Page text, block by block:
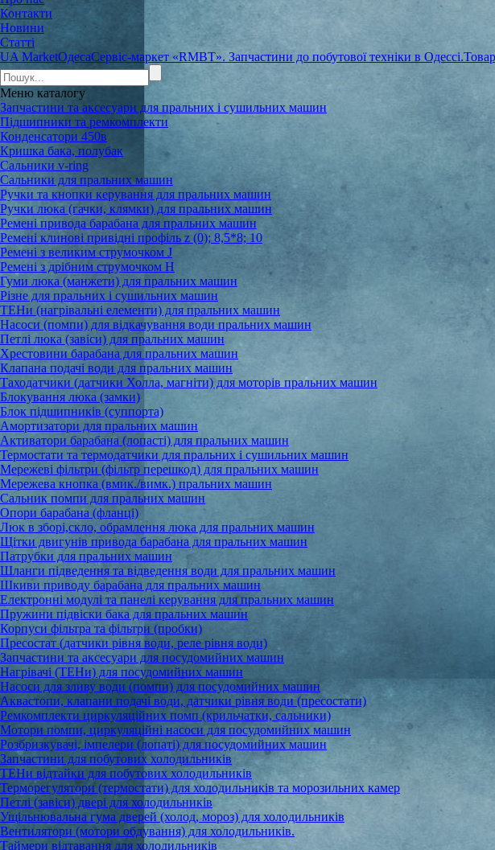
Контакти
Новини
Статті
UA MarketОдесаСервіс-маркет «RMBT». Запчастини до побутової техніки в Одессі.
Меню каталогу
Запчастини та аксесуари для пральних і сушильних машин
Підшипники та ремкомплекти
Конденсатори 450в
Кришка бака, полубак
Сальники v-ring
Сальники для пральних машин
Ручки та кнопки керування для пральних машин
Ручки люка (гачки, клямки) для пральних машин
Ремені привода барабана для пральних машин
Ремені клинові привідні профіль z (0); 8,5*8; 10
Ремені з великим струмочком J
Ремені з дрібним струмочком Н
Гуми люка (манжети) для пральних машин
Різне для пральних і сушильних машин
ТЕНи (нагрівальні елементи) для пральних машин
Насоси (помпи) для відкачування води пральних машин
Петлі люка (завіси) для пральних машин
Хрестовини барабана для пральних машин
Клапана подачі води для пральних машин
Таходатчики (датчики Холла, магніти) для моторів пральних машин
Блокування люка (замки)
Блок підшипників (суппорта)
Амортизатори для пральних машин
Активатори барабана (лопасті) для пральних машин
Термостати та термодатчики для пральних і сушильних машин
Мережеві фільтри (фільтр перешкод) для пральних машин
Мережева кнопка (вмик./вимк.) пральних машин
Сальник помпи для пральних машин
Опори барабана (фланці)
Люк в зборі,скло, обрамлення люка для пральних машин
Щітки двигунів привода барабана для пральних машин
Патрубки для пральних машин
Шланги підведення та відведення води для пральних машин
Шкиви приводу барабана для пральних машин
Електронні модулі та панелі керування для пральних машин
Пружини підвіски бака для пральних машин
Корпуси фільтра та фільтри (пробки)
Пресостат (датчики рівня води, реле рівня води)
Запчастини та аксесуари для посудомийних машин
Нагрівачі (ТЕНи) для посудомийних машин
Насоси для зливу води (помпи) для посудомийних машин
Аквастопи, клапани подачі води, датчики рівня води (пресостати)
Ремкомплекти циркуляційних помп (крильчатки, сальники)
Мотори помпи, циркуляційні насоси для посудомийних машин
Розбризкувачі, імпелери (лопаті) для посудомийних машин
Запчастини для побутових холодильників
ТЕНи відтайки для побутових холодильників
Терморегулятори (термостати) для холодильників та морозильних камер
Петлі (завіси) двері для холодильників
Ущільнювальна гума дверей (холод, мороз) для холодильників
Вентилятори (мотори обдування) для холодильників.
Таймери відтавання для холодильників